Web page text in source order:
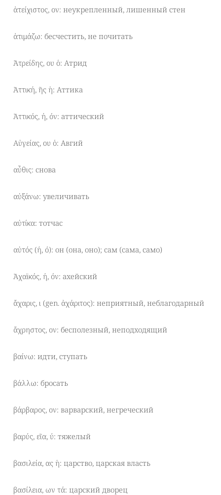
ἀτείχιστος, ον: неукрепленный, лишенный стен
ἀτιμάζω: бесчестить, не почитать
Ἀτρείδης, ου ὁ: Атрид
Ἀττική, ῆς ἡ: Аттика
Ἀττικός, ή, όν: аттический
Αὐγείας, ου ὁ: Авгий
αὖθις: снова
αὐξάνω: увеличивать
αὐτίκα: тотчас
αὐτός (ή, ό): он (она, оно); сам (сама, само)
Ἀχαϊκός, ή, όν: ахейский
ἄχαρις, ι (gen. ἀχάριτος): неприятный, неблагодарный
ἄχρηστος, ον: бесполезный, неподходящий
βαίνω: идти, ступать
βάλλω: бросать
βάρβαρος, ον: варварский, негреческий
βαρύς, εῖα, ύ: тяжелый
βασιλεία, ας ἡ: царство, царская власть
βασίλεια, ων τά: царский дворец